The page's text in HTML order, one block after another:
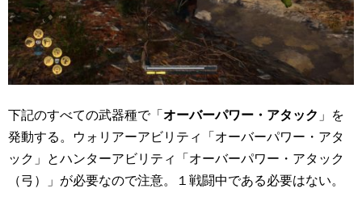
下記のすべての武器種で「 オーバーパワー・アタック 」を
発動する。ウォリアーアビリティ「オーバーパワー・アタ
ック」とハンターアビリティ「オーバーパワー・アタック
（弓）」が必要なので注意。１戦闘中である必要はない。